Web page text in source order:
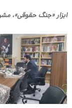
ابزار «جنگ حقوقی»،